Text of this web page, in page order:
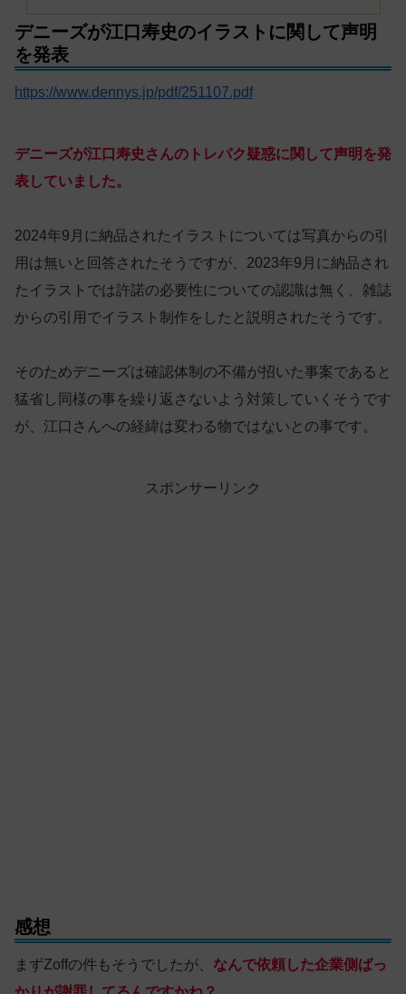
デニーズが江口寿史のイラストに関して声明
を発表
https://www.dennys.jp/pdf/251107.pdf
デニーズが江口寿史さんのトレパク疑惑に関して声明を発
表していました。
2024年9月に納品されたイラストについては写真からの引
用は無いと回答されたそうですが、2023年9月に納品され
たイラストでは許諾の必要性についての認識は無く、雑誌
からの引用でイラスト制作をしたと説明されたそうです。
そのためデニーズは確認体制の不備が招いた事案であると
猛省し同様の事を繰り返さないよう対策していくそうです
が、江口さんへの経緯は変わる物ではないとの事です。
スポンサーリンク
感想
まずZoffの件もそうでしたが、 なんで依頼した企業側ばっ